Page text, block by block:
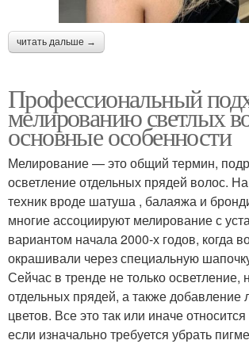
читать дальше →
Профессиональный
мелированию светлых
основные особенности
Мелирование — это общий термин,
осветление отдельных прядей волос.
техник вроде шатуша , балаяжа и
многие ассоциируют мелирование с
вариантом начала 2000-х годов, когда
окрашивали через специальную
Сейчас в тренде не только осветление,
отдельных прядей, а также добавление
цветов. Все это так или иначе
если изначально требуется убрать